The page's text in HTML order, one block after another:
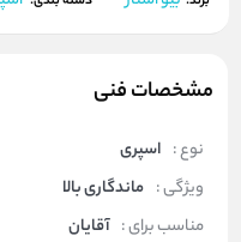
مشخصات فنی
نوع : اسپری
ویژگی : ماندگاری بالا
مناسب برای : آقایان